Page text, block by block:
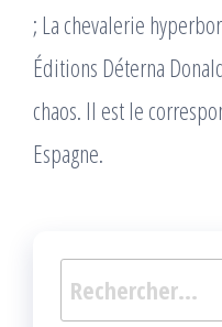
; La chevalerie
Éditions Déterna
chaos. Il est le
Espagne.
Rechercher :